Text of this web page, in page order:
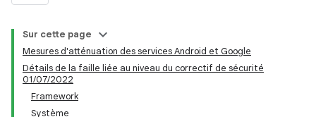
Sur cette page
Mesures d'atténuation des services Android et Google
Détails de la faille liée au niveau du correctif de sécurité
01/07/2022
Framework
Système